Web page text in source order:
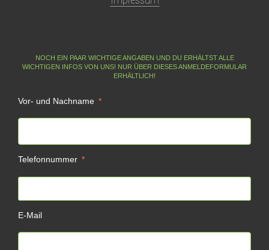
NOCH EIN PAAR WICHTIGE ANGABEN UND DU ERHÄLTST ALLE
WICHTIGEN INFOS VON UNS! NUR ÜBER DIESES ANMELDEFORMULAR
ERHÄLTLICH!
Vor- und Nachname
Telefonnummer
E-Mail